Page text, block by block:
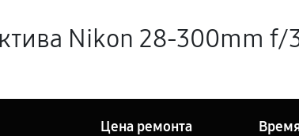
Nikon 28-300mm f/
Цена ремонта